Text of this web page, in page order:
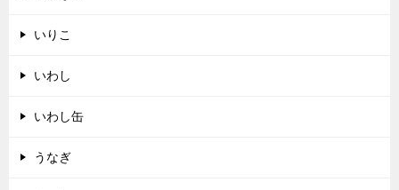
いりこ
いわし
いわし缶
うなぎ